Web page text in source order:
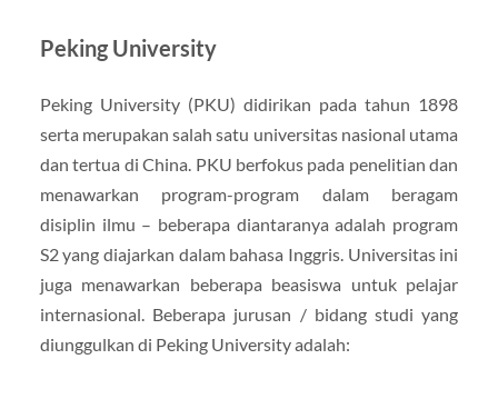
Peking University
Peking University (PKU) didirikan pada tahun 1898
serta merupakan salah satu universitas nasional utama
dan tertua di China. PKU berfokus pada penelitian dan
menawarkan program-program dalam beragam
disiplin ilmu – beberapa diantaranya adalah program
S2 yang diajarkan dalam bahasa Inggris. Universitas ini
juga menawarkan beberapa beasiswa untuk pelajar
internasional. Beberapa jurusan / bidang studi yang
diunggulkan di Peking University adalah: